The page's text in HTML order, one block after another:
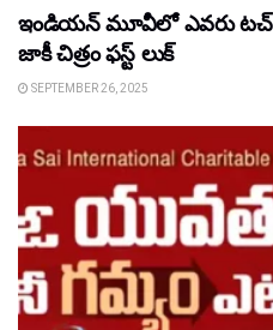
ఇండియన్ మూవీలో ఎవరు
జాకీ చిత్రం ఫస్ట్ లుక్
SEPTEMBER 26, 2025